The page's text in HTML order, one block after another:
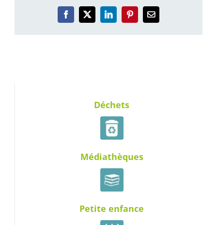
Facebook
X LinkedInPinterestEmail
Déchets
Médiathèques
Petite enfance